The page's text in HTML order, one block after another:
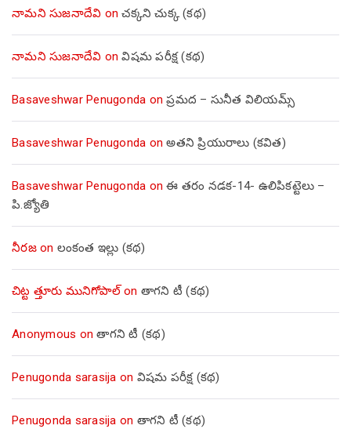
నామని సుజనాదేవి onచక్కని చుక్క (కథ)
నామని సుజనాదేవి onవిషమ పరీక్ష (క‌థ‌)
Basaveshwar Penugonda onప్రమద – సునీత విలియమ్స్
Basaveshwar Penugonda onఅతని ప్రియురాలు (కవిత)
Basaveshwar Penugonda onఈ తరం నడక-14- ఉలిపికట్టెలు –
పి.జ్యోతి
నీరజon లంకంత ఇల్లు (కథ)
చిట్ట త్తూరు మునిగోపాల్on తాగని టీ (కథ)
Anonymous onతాగని టీ (కథ)
Penugonda sarasija on విషమ పరీక్ష (క‌థ‌)
Penugonda sarasija on తాగని టీ (కథ)